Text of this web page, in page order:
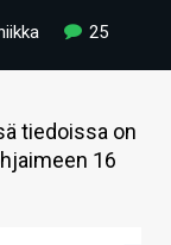
25
tiedoissa on
16